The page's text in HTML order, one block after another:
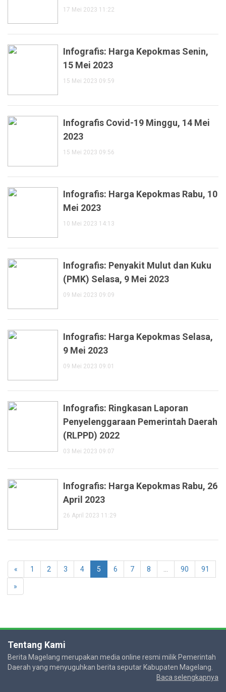
17 Mei 2023 11:22
Infografis: Harga Kepokmas Senin,
15 Mei 2023
15 Mei 2023 09:59
Infografis Covid-19 Minggu, 14 Mei
2023
15 Mei 2023 09:56
Infografis: Harga Kepokmas Rabu, 10
Mei 2023
10 Mei 2023 14:13
Infografis: Penyakit Mulut dan Kuku
(PMK) Selasa, 9 Mei 2023
09 Mei 2023 09:09
Infografis: Harga Kepokmas Selasa,
9 Mei 2023
09 Mei 2023 09:01
Infografis: Ringkasan Laporan
Penyelenggaraan Pemerintah Daerah
(RLPPD) 2022
03 Mei 2023 09:07
Infografis: Harga Kepokmas Rabu, 26
April 2023
26 April 2023 11:29
« 1 2 3 4 5 6 7 8 90 91
»
Tentang Kami
Berita Magelang merupakan media online resmi milik Pemerintah
Daerah yang menyuguhkan berita seputar Kabupaten Magelang.
Baca selengkapnya